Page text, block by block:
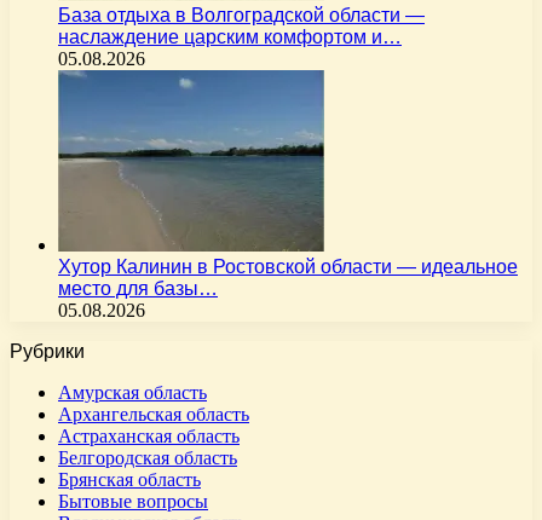
База отдыха в Волгоградской области —
наслаждение царским комфортом и…
05.08.2026
Хутор Калинин в Ростовской области — идеальное
место для базы…
05.08.2026
Рубрики
Амурская область
Архангельская область
Астраханская область
Белгородская область
Брянская область
Бытовые вопросы